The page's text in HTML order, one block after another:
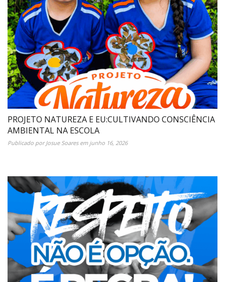
PROJETO NATUREZA E EU:CULTIVANDO CONSCIÊNCIA
AMBIENTAL NA ESCOLA
Publicado porJosue Soaresem junho 16, 2026